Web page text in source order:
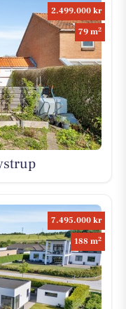
2.499.000 kr
79 m2
7.495.000 kr
188 m2